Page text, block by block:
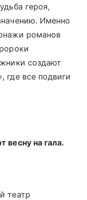
героя,
Именно
романов
создают
где все подвиги
весну на гала.
театр